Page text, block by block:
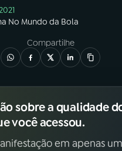
No Mundo da Bola
Compartilhe
sobre a qualidade
você acessou.
em apenas